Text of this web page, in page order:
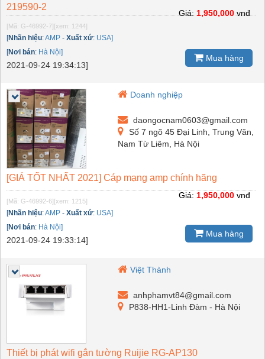
219590-2
[Mã: G-46992-7] [xem: 1244]
[Nhãn hiệu:AMP - Xuất xứ: USA]
[Nơi bán: Hà Nội]
2021-09-24 19:34:13]
Giá:1,950,000vnđ
Mua hàng
Doanh nghiệp
daongocnam0603@gmail.com
Số 7 ngõ 45 Đại Linh, Trung Văn,
Nam Từ Liêm, Hà Nội
[GIÁ TỐT NHẤT 2021] Cáp mạng amp chính hãng
[Mã: G-46992-6] [xem: 1215]
[Nhãn hiệu:AMP - Xuất xứ: USA]
[Nơi bán: Hà Nội]
2021-09-24 19:33:14]
Giá: 1,950,000 vnđ
Mua hàng
Việt Thành
anhphamvt84@gmail.com
P838-HH1-Linh Đàm - Hà Nội
Thiết bị phát wifi gắn tường Ruijie RG-AP130